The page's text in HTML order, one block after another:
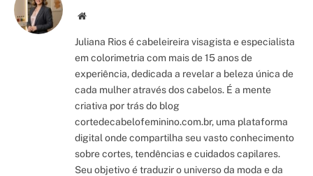
Site/Blog
Juliana Rios é cabeleireira visagista e especialista
em colorimetria com mais de 15 anos de
experiência, dedicada a revelar a beleza única de
cada mulher através dos cabelos. É a mente
criativa por trás do blog
cortedecabelofeminino.com.br, uma plataforma
digital onde compartilha seu vasto conhecimento
sobre cortes, tendências e cuidados capilares.
Seu objetivo é traduzir o universo da moda e da